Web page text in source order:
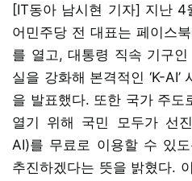
[IT동아 남시현 기자] 지난
어민주당 전 대표는 페이스
를 열고, 대통령 직속 기구
실을 강화해 본격적인 ‘K-
을 발표했다. 또한 국가 주도
열기 위해 국민 모두가 선
AI)를 무료로 이용할 수 있도
추진하겠다는 뜻을 밝혔다.